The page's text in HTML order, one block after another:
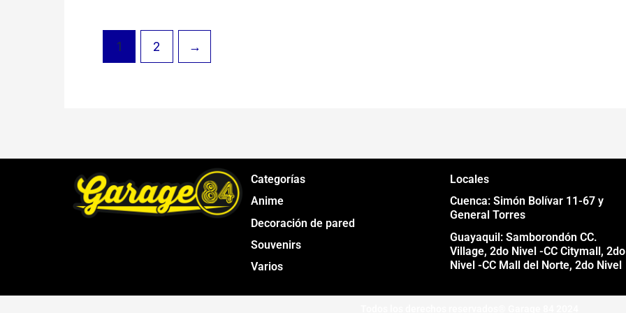
1 2 →
Categorías
Anime
Decoración de pared
Souvenirs
Varios
Locales
Cuenca: Simón Bolívar 11-67 y
General Torres
Guayaquil: Samborondón CC.
Village, 2do Nivel -CC Citymall, 2do
Nivel -CC Mall del Norte, 2do Nivel